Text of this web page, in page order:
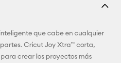
que cabe en cualquier
Cricut Joy Xtra™ corta,
crear los proyectos más